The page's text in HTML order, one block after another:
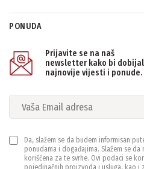
PONUDA
Prijavite se na naš
newsletter kako bi
najnovije vijesti i ponude.
Da, slažem se da budem informisan
ponudama i događajima. Slažem se
korišćena za te svrhe. Ovi podaci se
pojedinačnih proizvoda i usluga, kao i